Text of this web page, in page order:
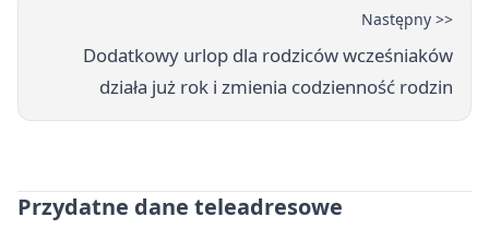
Następny >>
Dodatkowy urlop dla rodziców wcześniaków
działa już rok i zmienia codzienność rodzin
Przydatne dane teleadresowe